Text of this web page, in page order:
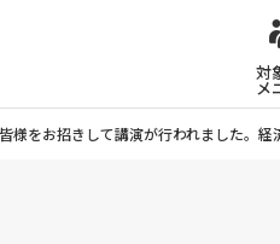
対
メ
様をお招きして講演が行われました。経